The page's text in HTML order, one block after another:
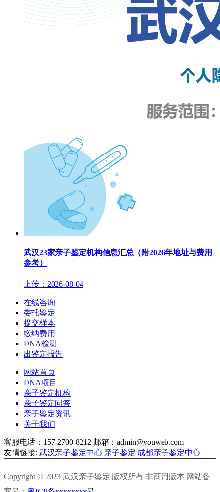
武汉23家亲子鉴定机构信息汇总（附2026年地址与费用
参考）
上传：2026-08-04
在线咨询
委托鉴定
提交样本
缴纳费用
DNA检测
出鉴定报告
网站首页
DNA项目
亲子鉴定机构
亲子鉴定问答
亲子鉴定资讯
关于我们
客服电话：157-2700-8212 邮箱：admin@youweb.com
友情链接: 武汉亲子鉴定中心 亲子鉴定 成都亲子鉴定中心
Copyright © 2023 武汉亲子鉴定 版权所有 非商用版本 网站备